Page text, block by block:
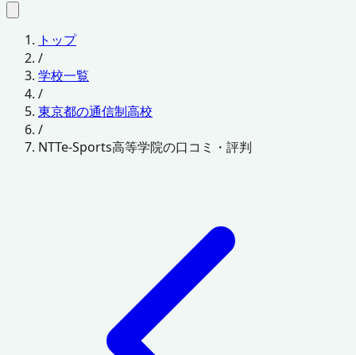
トップ
/
学校一覧
/
東京都の通信制高校
/
NTTe-Sports高等学院の口コミ・評判